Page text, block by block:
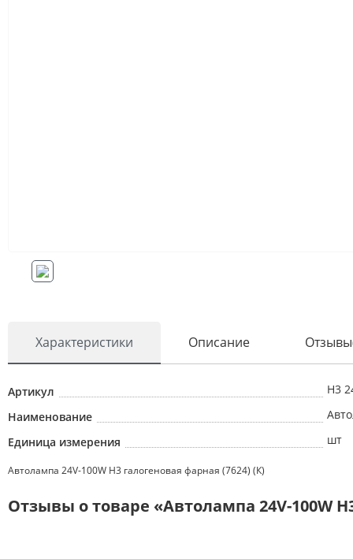
Характеристики Описание
Артикул
H3
Наименование
Единица измерения
шт
Автолампа 24V-100W H3 галогеновая фарная (7624) (К)
Отзывы о товаре «Автолампа 24V-100W